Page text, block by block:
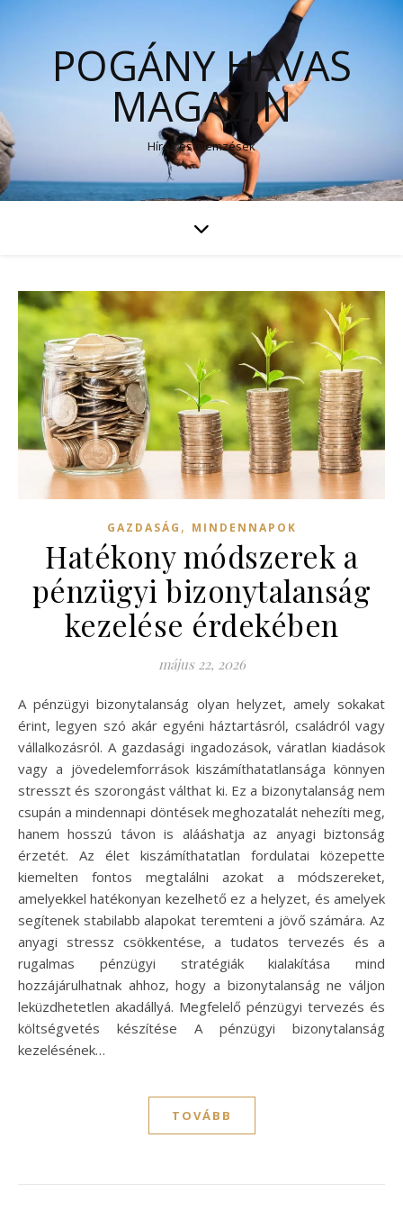
POGÁNY HAVAS
MAGAZIN
Hírek és elemzések
GAZDASÁG , MINDENNAPOK
Hatékony módszerek a
pénzügyi bizonytalanság
kezelése érdekében
május 22, 2026
A pénzügyi bizonytalanság olyan helyzet, amely sokakat
érint, legyen szó akár egyéni háztartásról, családról vagy
vállalkozásról. A gazdasági ingadozások, váratlan kiadások
vagy a jövedelemforrások kiszámíthatatlansága könnyen
stresszt és szorongást válthat ki. Ez a bizonytalanság nem
csupán a mindennapi döntések meghozatalát nehezíti meg,
hanem hosszú távon is alááshatja az anyagi biztonság
érzetét. Az élet kiszámíthatatlan fordulatai közepette
kiemelten fontos megtalálni azokat a módszereket,
amelyekkel hatékonyan kezelhető ez a helyzet, és amelyek
segítenek stabilabb alapokat teremteni a jövő számára. Az
anyagi stressz csökkentése, a tudatos tervezés és a
rugalmas pénzügyi stratégiák kialakítása mind
hozzájárulhatnak ahhoz, hogy a bizonytalanság ne váljon
leküzdhetetlen akadállyá. Megfelelő pénzügyi tervezés és
költségvetés készítése A pénzügyi bizonytalanság
kezelésének…
TOVÁBB